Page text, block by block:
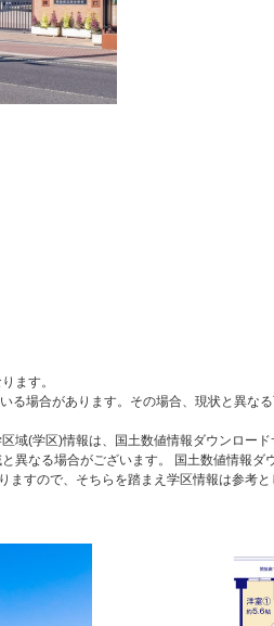
ます。
場合があります。その場合、現状と異なる
域(学区)情報は、国土数値情報ダウンロ
異なる場合がございます。 国土数値情報
すので、そちらを踏まえ学区情報は参考と